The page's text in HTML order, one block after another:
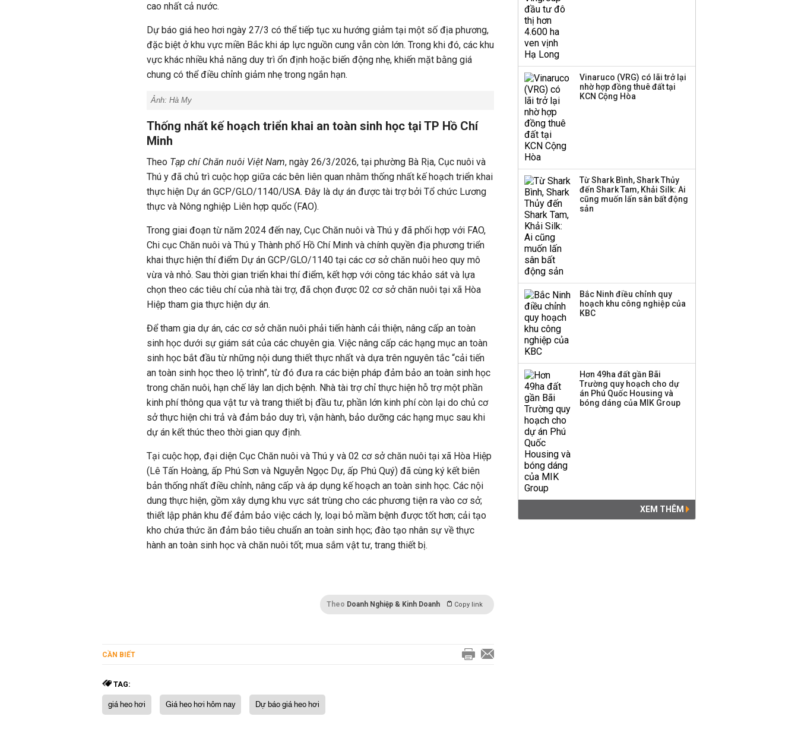
cao nhất cả nước.
Dự báo giá heo hơi ngày 27/3 có thể tiếp tục xu hướng giảm tại một số địa phương,
đặc biệt ở khu vực miền Bắc khi áp lực nguồn cung vẫn còn lớn. Trong khi đó, các khu
vực khác nhiều khả năng duy trì ổn định hoặc biến động nhẹ, khiến mặt bằng giá
chung có thể điều chỉnh giảm nhẹ trong ngắn hạn.
Ảnh: Hà My
Thống nhất kế hoạch triển khai an toàn sinh học tại TP Hồ Chí
Minh
Theo Tạp chí Chăn nuôi Việt Nam, ngày 26/3/2026, tại phường Bà Rịa, Cục nuôi và
Thú y đã chủ trì cuộc họp giữa các bên liên quan nhằm thống nhất kế hoạch triển khai
thực hiện Dự án GCP/GLO/1140/USA. Đây là dự án được tài trợ bởi Tổ chức Lương
thực và Nông nghiệp Liên hợp quốc (FAO).
Trong giai đoạn từ năm 2024 đến nay, Cục Chăn nuôi và Thú y đã phối hợp với FAO,
Chi cục Chăn nuôi và Thú y Thành phố Hồ Chí Minh và chính quyền địa phương triển
khai thực hiện thí điểm Dự án GCP/GLO/1140 tại các cơ sở chăn nuôi heo quy mô
vừa và nhỏ. Sau thời gian triển khai thí điểm, kết hợp với công tác khảo sát và lựa
chọn theo các tiêu chí của nhà tài trợ, đã chọn được 02 cơ sở chăn nuôi tại xã Hòa
Hiệp tham gia thực hiện dự án.
Để tham gia dự án, các cơ sở chăn nuôi phải tiến hành cải thiện, nâng cấp an toàn
sinh học dưới sự giám sát của các chuyên gia. Việc nâng cấp các hạng mục an toàn
sinh học bắt đầu từ những nội dung thiết thực nhất và dựa trên nguyên tắc “cải tiến
an toàn sinh học theo lộ trình”, từ đó đưa ra các biện pháp đảm bảo an toàn sinh học
trong chăn nuôi, hạn chế lây lan dịch bệnh. Nhà tài trợ chỉ thực hiện hỗ trợ một phần
kinh phí thông qua vật tư và trang thiết bị đầu tư, phần lớn kinh phí còn lại do chủ cơ
sở thực hiện chi trả và đảm bảo duy trì, vận hành, bảo dưỡng các hạng mục sau khi
dự án kết thúc theo thời gian quy định.
Tại cuộc họp, đại diện Cục Chăn nuôi và Thú y và 02 cơ sở chăn nuôi tại xã Hòa Hiệp
(Lê Tấn Hoàng, ấp Phú Sơn và Nguyễn Ngọc Dự, ấp Phú Quý) đã cùng ký kết biên
bản thống nhất điều chỉnh, nâng cấp và áp dụng kế hoạch an toàn sinh học. Các nội
dung thực hiện, gồm xây dựng khu vực sát trùng cho các phương tiện ra vào cơ sở;
thiết lập phân khu để đảm bảo việc cách ly, loại bỏ mầm bệnh được tốt hơn; cải tạo
kho chứa thức ăn đảm bảo tiêu chuẩn an toàn sinh học; đào tạo nhân sự về thực
hành an toàn sinh học và chăn nuôi tốt; mua sắm vật tư, trang thiết bị.
Theo Doanh Nghiệp & Kinh Doanh Copy link
CẦN BIẾT
TAG:
giá heo hơi Giá heo hơi hôm nay Dự báo giá heo hơi
phiếu, người làm chủ
tịch ở tuổi 27
Việt Nam muốn phát
triển quỹ hưu trí: Từ tiết
kiệm gia đình thành
Vinaruco (VRG) có lãi trở lại
nhờ hợp đồng thuê đất tại
KCN Cộng Hòa
Từ Shark Bình, Shark Thủy
đến Shark Tam, Khải Silk: Ai
cũng muốn lấn sân bất động
sản
Bắc Ninh điều chỉnh quy
hoạch khu công nghiệp của
KBC
Hơn 49ha đất gần Bãi
Trường quy hoạch cho dự
án Phú Quốc Housing và
bóng dáng của MIK Group
XEM THÊM